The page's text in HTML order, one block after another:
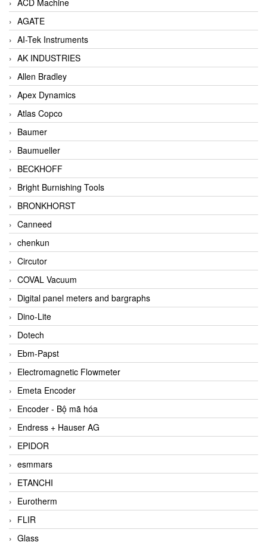
AGATE
AI-Tek Instruments
AK INDUSTRIES
Allen Bradley
Apex Dynamics
Atlas Copco
Baumer
Baumueller
BECKHOFF
Bright Burnishing Tools
BRONKHORST
Canneed
chenkun
Circutor
COVAL Vacuum
Digital panel meters and bargraphs
Dino-Lite
Dotech
Ebm-Papst
Electromagnetic Flowmeter
Emeta Encoder
Encoder - Bộ mã hóa
Endress + Hauser AG
EPIDOR
esmmars
ETANCHI
Eurotherm
FLIR
Glass